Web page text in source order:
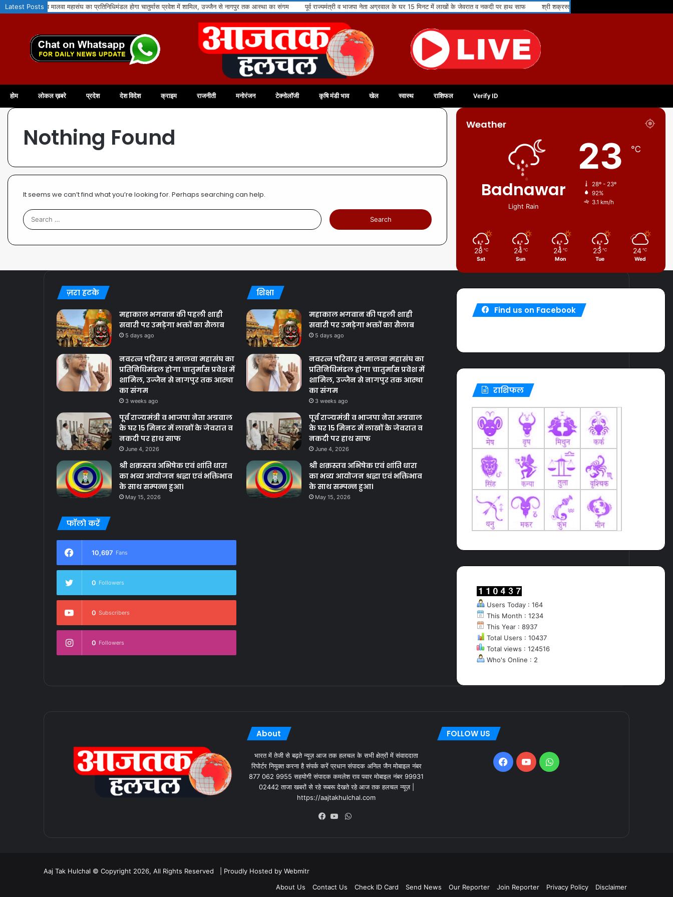
Latest Posts
परिवार व मालवा महासंघ का प्रतिनिधिमंडल होगा चातुर्मास प्रवेश में शामिल, उज्जैन से नागपुर तक आस्था का संगम पूर्व राज्यमंत्री व भाजपा नेता अग्रवाल के घर 15 मिनट में लाखों के जेवरात व नकदी पर हाथ साफ श्री शक्रस्तव अभिषेक एवं शांति धारा का भव्य आयोजन श्रद्धा
होम लोकल ख़बरे प्रदेश देश विदेश क्राइम राजनीती मनोरंजन टेक्नोलॉजी कृषि मंडी भाव खेल स्वास्थ राशिफल Verify ID
Nothing Found
It seems we can’t find what you’re looking for. Perhaps searching can help.
Weather
Badnawar
Light Rain
23 ℃
28º - 23º
92%
3.1 km/h
28 ℃
Sat
24 ℃
Sun
24 ℃
Mon
23 ℃
Tue
24 ℃
Wed
Find us on Facebook
राशिफल
Users Today : 164
This Month : 1234
This Year : 8937
Total Users : 10437
Total views : 124516
Who's Online : 2
ज़रा हटके
महाकाल भगवान की पहली शाही
सवारी पर उमड़ेगा भक्तों का सैलाब
5 days ago
नवरत्न परिवार व मालवा महासंघ का
प्रतिनिधिमंडल होगा चातुर्मास प्रवेश में
शामिल, उज्जैन से नागपुर तक आस्था
का संगम
3 weeks ago
पूर्व राज्यमंत्री व भाजपा नेता अग्रवाल
के घर 15 मिनट में लाखों के जेवरात व
नकदी पर हाथ साफ
June 4, 2026
श्री शक्रस्तव अभिषेक एवं शांति धारा
का भव्य आयोजन श्रद्धा एवं भक्तिभाव
के साथ सम्पन्न हुआ।
May 15, 2026
शिक्षा
महाकाल भगवान की पहली शाही
सवारी पर उमड़ेगा भक्तों का सैलाब
5 days ago
नवरत्न परिवार व मालवा महासंघ का
प्रतिनिधिमंडल होगा चातुर्मास प्रवेश में
शामिल, उज्जैन से नागपुर तक आस्था
का संगम
3 weeks ago
पूर्व राज्यमंत्री व भाजपा नेता अग्रवाल
के घर 15 मिनट में लाखों के जेवरात व
नकदी पर हाथ साफ
June 4, 2026
श्री शक्रस्तव अभिषेक एवं शांति धारा
का भव्य आयोजन श्रद्धा एवं भक्तिभाव
के साथ सम्पन्न हुआ।
May 15, 2026
फॉलो करें
10,697 Fans
0 Followers
0 Subscribers
0 Followers
About
भारत में तेजी से बढ़ते न्यूज़ आज तक हलचल के सभी क्षेत्रों में संवाददाता
रिपोर्टर नियुक्त करना है संपर्क करें प्रधान संपादक अनिल जैन मोबाइल नंबर
877 062 9955 सहयोगी संपादक कमलेश राव पवार मोबाइल नंबर 99931
02442 ताजा खबरों से रहे रूबरू देखते रहे आज तक हलचल न्यूज़ |
https://aajtakhulchal.com
FOLLOW US
Aaj Tak Hulchal © Copyright 2026, All Rights Reserved | Proudly Hosted by Webmitr
About Us
Contact Us Check ID Card Send News Our Reporter Join Reporter Privacy Policy Disclaimer